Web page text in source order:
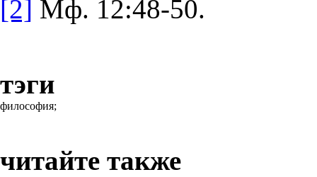
[2] Мф. 12:48-50.
тэги
философия;
читайте также